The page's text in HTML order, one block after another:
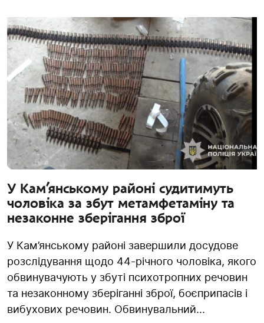
У Кам’янському районі судитимуть
чоловіка за збут метамфетаміну та
незаконне зберігання зброї
У Кам’янському районі завершили досудове
розслідування щодо 44-річного чоловіка, якого
обвинувачують у збуті психотропних речовин
та незаконному зберіганні зброї, боєприпасів і
вибухових речовин. Обвинувальний...